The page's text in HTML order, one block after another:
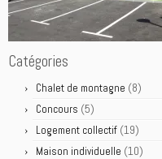
Catégories
Chalet de montagne (8)
Concours (5)
Logement collectif (19)
Maison individuelle (10)